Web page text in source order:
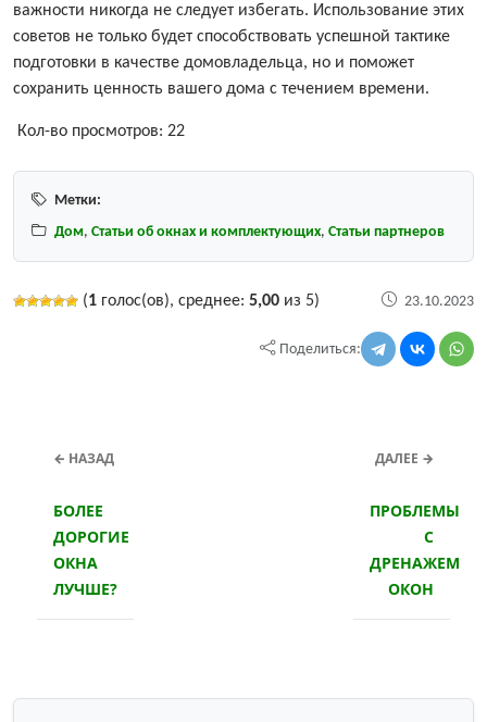
важности никогда не следует избегать. Использование этих
советов не только будет способствовать успешной тактике
подготовки в качестве домовладельца, но и поможет
сохранить ценность вашего дома с течением времени.
Кол-во просмотров: 22
Метки:
Дом, Статьи об окнах и комплектующих, Статьи партнеров
(1 голос(ов), среднее: 5,00 из 5) 23.10.2023
Поделиться:
← НАЗАД
БОЛЕЕ
ДОРОГИЕ
ОКНА
ЛУЧШЕ?
ДАЛЕЕ →
ПРОБЛЕМЫ
С
ДРЕНАЖЕМ
ОКОН